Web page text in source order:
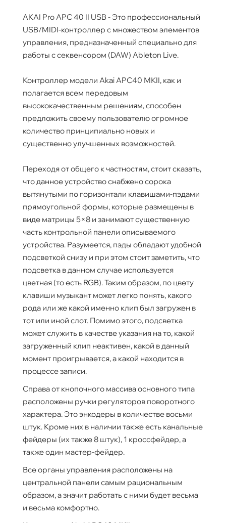
AKAI Pro APC 40 II USB - Это профессиональный
USB/MIDI-контроллер с множеством элементов
управления, предназначенный специально для
работы с секвенсором (DAW) Ableton Live.
Контроллер модели Akai APC40 МКII, как и
полагается всем передовым
высококачественным решениям, способен
предложить своему пользователю огромное
количество принципиально новых и
существенно улучшенных возможностей.
Переходя от общего к частностям, стоит сказать,
что данное устройство снабжено сорока
вытянутыми по горизонтали клавишами-пэдами
прямоугольной формы, которые размещены в
виде матрицы 5×8 и занимают существенную
часть контрольной панели описываемого
устройства. Разумеется, пэды обладают удобной
подсветкой снизу и при этом стоит заметить, что
подсветка в данном случае используется
цветная (то есть RGB). Таким образом, по цвету
клавиши музыкант может легко понять, какого
рода или же какой именно клип был загружен в
тот или иной слот. Помимо этого, подсветка
может служить в качестве указания на то, какой
загруженный клип неактивен, какой в данный
момент проигрывается, а какой находится в
процессе записи.
Справа от кнопочного массива основного типа
расположены ручки регуляторов поворотного
характера. Это энкодеры в количестве восьми
штук. Кроме них в наличии также есть канальные
фейдеры (их также 8 штук), 1 кроссфейдер, а
также один мастер-фейдер.
Все органы управления расположены на
центральной панели самым рациональным
образом, а значит работать с ними будет весьма
и весьма комфортно.